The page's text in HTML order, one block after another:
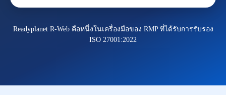
Readyplanet R-Web คือหนึ่งในเครื่องมือของ RMP ที่ได้รับการรับรอง
ISO 27001:2022